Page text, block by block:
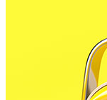
en el
L’aturada en el
Matute; Antonia
Coronado;